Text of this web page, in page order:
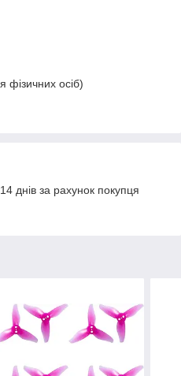
фізичних осіб)
днів за рахунок покупця